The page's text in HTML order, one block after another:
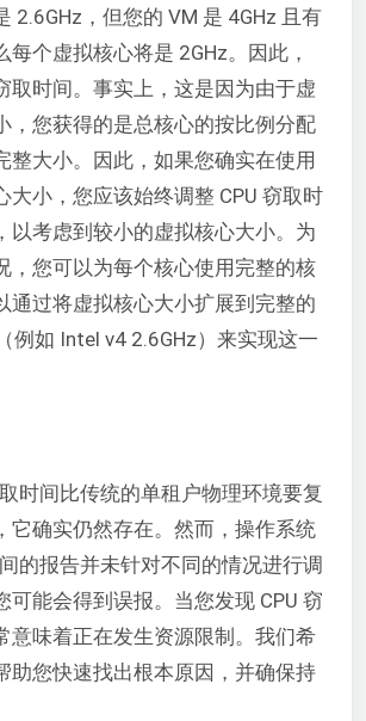
2.6GHz，但您的 VM 是 4GHz 且有
每个虚拟核心将是 2GHz。因此，
取时间。事实上，这是因为由于虚
，您获得的是总核心的按比例分配
整大小。因此，如果您确实在使用
大小，您应该始终调整 CPU 窃取时
以考虑到较小的虚拟核心大小。为
，您可以为每个核心使用完整的核
通过将虚拟核心大小扩展到完整的
例如 Intel v4 2.6GHz）来实现这一
时间比传统的单租户物理环境要复
它确实仍然存在。然而，操作系统
的报告并未针对不同的情况进行调
可能会得到误报。当您发现 CPU 窃
意味着正在发生资源限制。我们希
助您快速找出根本原因，并确保持